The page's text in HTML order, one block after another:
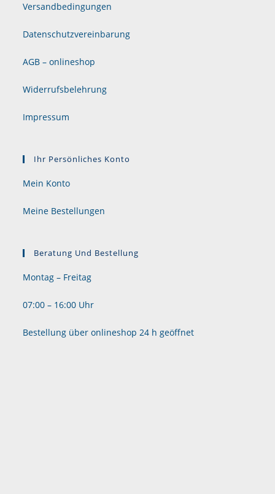
Versandbedingungen
Datenschutzvereinbarung
AGB – onlineshop
Widerrufsbelehrung
Impressum
Ihr Persönliches Konto
Mein Konto
Meine Bestellungen
Beratung Und Bestellung
Montag – Freitag
07:00 – 16:00 Uhr
Bestellung über onlineshop 24 h geöffnet